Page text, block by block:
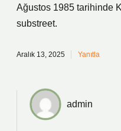
Ağustos 1985 tarihinde
substreet.
Aralık 13, 2025 Yanıtla
admin